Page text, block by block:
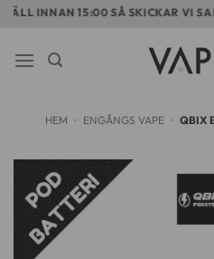
Skip
content
INNAN 15:00 SÅ SKICKAR VI
HEM • ENGÅNGS VAPE • QBIX